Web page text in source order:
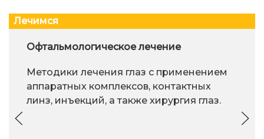
Лечимся
Офтальмологическое лечение
Методики лечения глаз с применением
аппаратных комплексов, контактных
линз, инъекций, а также хирургия глаз.